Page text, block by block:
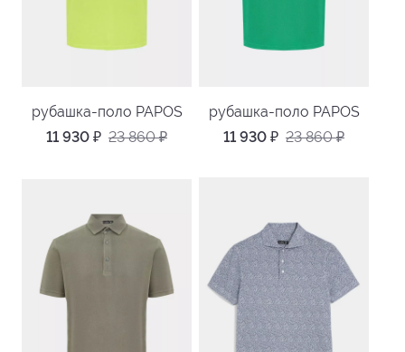
рубашка-поло PAPOS
11 930 ₽ 23 860₽
рубашка-поло PAPOS
11 930 ₽ 23 860₽